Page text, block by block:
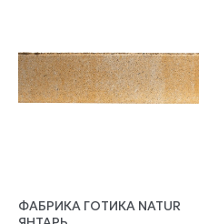
ФАБРИКА ГОТИКА NATUR